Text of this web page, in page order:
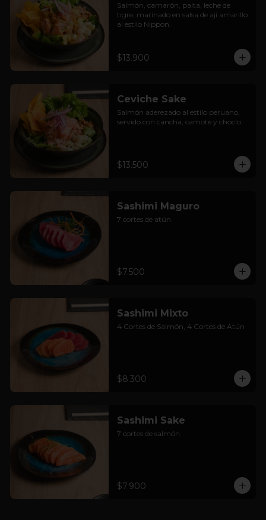
Salmón, camarón, palta, leche de
tigre, marinado en salsa de ají amarillo
al estilo Nippon.
$13.900
Ceviche Sake
Salmón aderezado al estilo peruano,
servido con cancha, camote y choclo.
$13.500
Sashimi Maguro
7 cortes de atún
$7.500
Sashimi Mixto
4 Cortes de Salmón, 4 Cortes de Atún
$8.300
Sashimi Sake
7 cortes de salmón.
$7.900